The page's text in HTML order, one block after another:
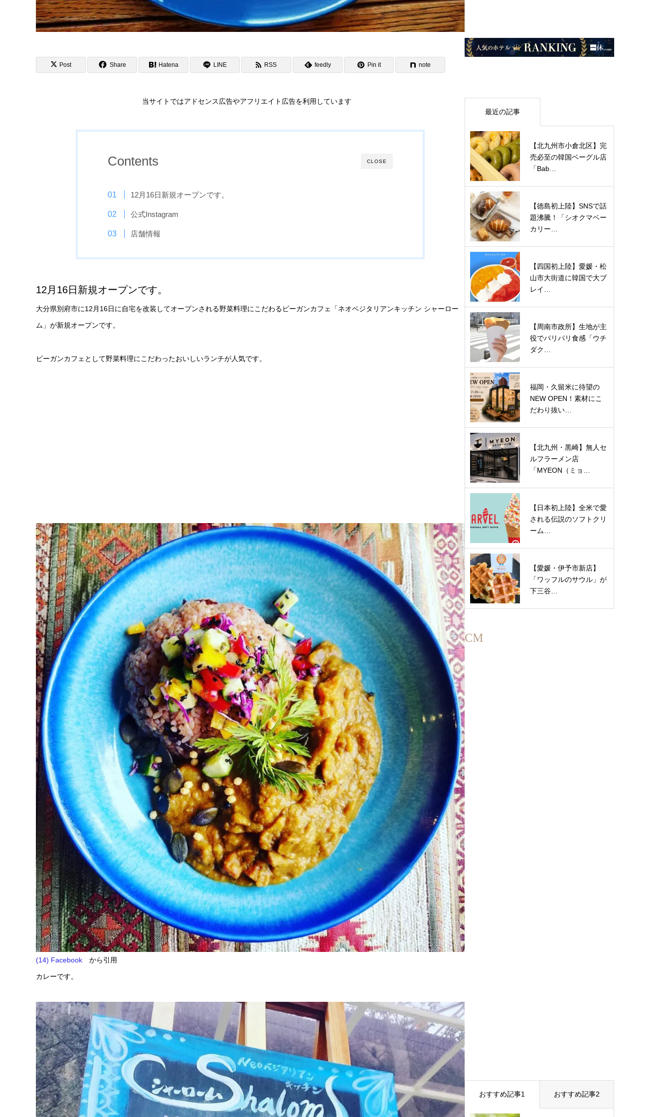
Post Share Hatena LINE RSS feedly Pin it note
当サイトではアドセンス広告やアフリエイト広告を利用しています
CLOSE
Contents
12月16日新規オープンです。
公式Instagram
店舗情報
12月16日新規オープンです。
大分県別府市に12月16日に自宅を改装してオープンされる野菜料理にこだわるビーガンカフェ「ネオベジタリアンキッチン シャーロー
ム」が新規オープンです。
ビーガンカフェとして野菜料理にこだわったおいしいランチが人気です。
(14) Facebook から引用
カレーです。
最近の記事
【北九州市小倉北区】完
売必至の韓国ベーグル店
「Bab…
【徳島初上陸】SNSで話
題沸騰！「シオクマベー
カリー…
【四国初上陸】愛媛・松
山市大街道に韓国で大ブ
レイ…
【周南市政所】生地が主
役でパリパリ食感「ウチ
ダク…
福岡・久留米に待望の
NEW OPEN！素材にこ
だわり抜い…
【北九州・黒崎】無人セ
ルフラーメン店
「MYEON（ミョ…
【日本初上陸】全米で愛
される伝説のソフトクリ
ーム…
【愛媛・伊予市新店】
「ワッフルのサウル」が
下三谷…
CM
おすすめ記事1 おすすめ記事2